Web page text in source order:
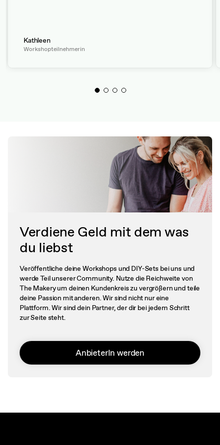
Verdiene Geld mit dem was
du liebst
Veröffentliche deine Workshops und DIY-Sets bei uns und
werde Teil unserer Community. Nutze die Reichweite von
The Makery um deinen Kundenkreis zu vergrößern und teile
deine Passion mit anderen. Wir sind nicht nur eine
Plattform. Wir sind dein Partner, der dir bei jedem Schritt
zur Seite steht.
AnbieterIn werden
Kathleen
Workshopteilnehmerin